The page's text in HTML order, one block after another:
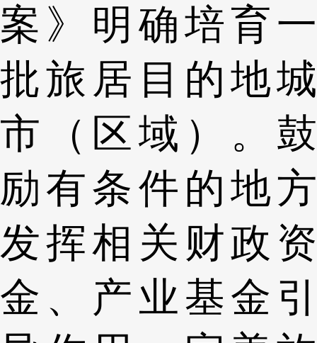
案》明确培育一
批旅居目的地城
市（区域）。鼓
励有条件的地方
发挥相关财政资
金、产业基金引